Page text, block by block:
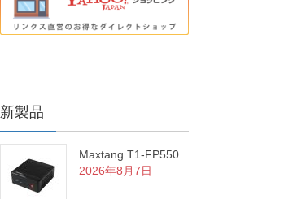
新製品
Maxtang T1-FP550
2026年8月7日